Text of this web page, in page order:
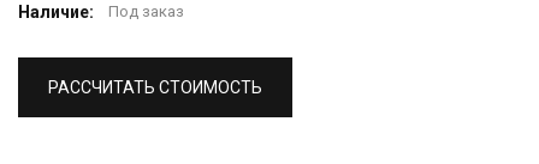
Наличие: Под заказ
РАССЧИТАТЬ СТОИМОСТЬ